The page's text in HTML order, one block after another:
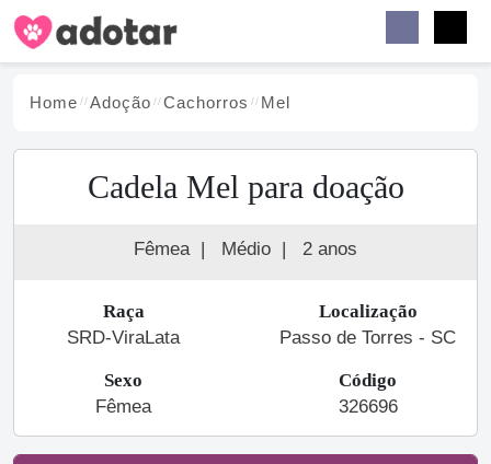
Home Adoção Cachorros Mel
Cadela Mel para doação
Fêmea | Médio | 2 anos
Raça
SRD-ViraLata
Localização
Passo de Torres - SC
Sexo
Fêmea
Código
326696